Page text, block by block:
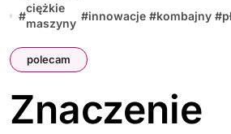
#
ciężkie
maszyny
#innowacje #kombajny #
polecam
Znaczenie